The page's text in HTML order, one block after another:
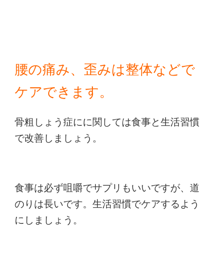
腰の痛み、歪みは整体などで
ケアできます。
骨粗しょう症にに関しては食事と生活習慣
で改善しましょう。
食事は必ず咀嚼でサプリもいいですが、道
のりは長いです。生活習慣でケアするよう
にしましょう。